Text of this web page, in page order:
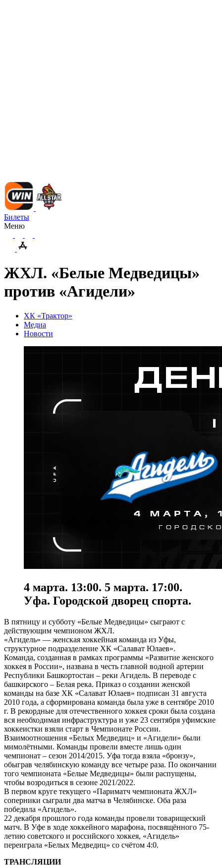
Билеты
Меню
ЖХЛ. «Белые Медведицы»
против «Агидели»
ХК «Трактор»
Медиа
Новости
4 марта. 13:00. 5 марта. 17:00.
Уфа. Городской дворец спорта.
В пятницу и субботу «Белые Медведицы» сыграют с
действующим чемпионом ЖХЛ.
«Агидель» — женская хоккейная команда из Уфы,
структурное подразделение ХК «Салават Юлаев».
Команда, созданная в рамках программы «Развитие женского
хоккея в России», названа в честь главной водной артерии
Республики Башкортостан – реки Агидель. В переводе с
башкирского – Белая река. Приказ о создании женской
команды на базе ХК «Салават Юлаев» подписан 31 августа
2010 года, а сформирована команда была уже в сентябре 2010
г. В рекордные для отечественного хоккея сроки была создана
вся необходимая инфраструктура и уже 23 сентября уфимские
хоккеистки взяли старт в Чемпионате России.
Взаимоотношения «Белых Медведиц» и «Агидели» были
мимолётными. Команды провели вместе лишь один
чемпионат – сезон 2014/2015. Уфа тогда взяла «бронзу»,
обыграв челябинскую команду все четыре раза. По окончании
того чемпионата «Белые Медведицы» были распущены,
чтобы возродиться в сезоне 2021/2022.
В первом круге текущего «Париматч чемпионата ЖХЛ»
соперники сыграли два матча в Челябинске. Оба раза
победила «Агидель».
22 декабря прошлого года команды провели товарищеский
матч. В Уфе в ходе хоккейного марафона, посвящённого 75-
летию советского и российского хоккея, «Агидель»
переиграла «Белых Медведиц» со счётом 4:0.
ТРАНСЛЯЦИИ